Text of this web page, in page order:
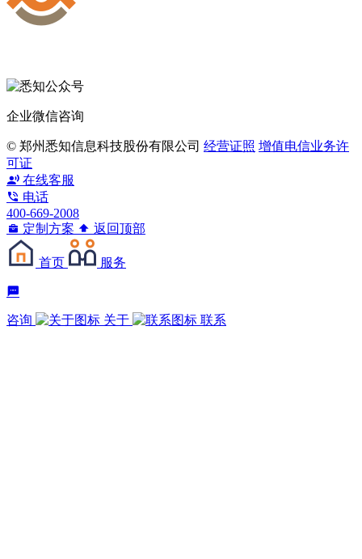
企业微信咨询
© 郑州悉知信息科技股份有限公司 经营证照 增值电信业务许
可证
在线客服
电话
400-669-2008
定制方案
返回顶部
首页 服务
咨询 关于 联系